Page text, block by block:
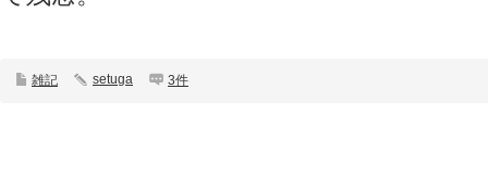
雑記 setuga 3件